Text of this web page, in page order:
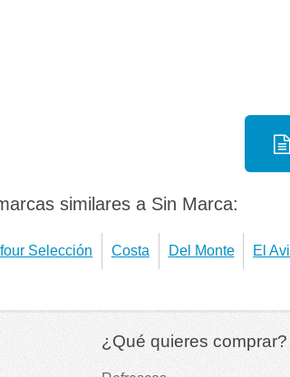
similares a Sin Marca:
Selección Costa Del Monte El
¿Qué quieres comprar?